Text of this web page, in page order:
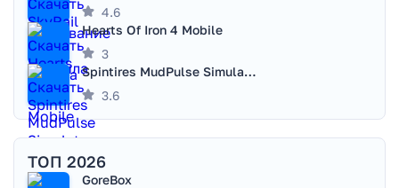
4.6
Hearts Of Iron 4 Mobile
3
Spintires MudPulse Simulator
3.6
ТОП 2026
GoreBox